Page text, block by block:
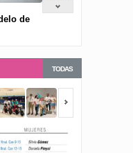
de
TODAS